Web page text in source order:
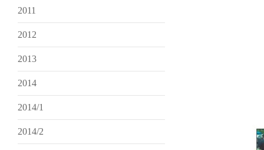
2011
2012
2013
2014
2014/1
2014/2